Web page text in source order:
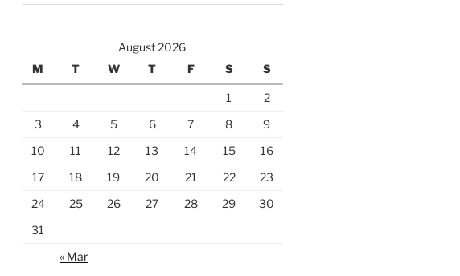
August 2026
M
T W T F S S
1
2
3
4 5 6 7 8
9
10
11 12 13 14 15
16
17
18 19 20 21 22
23
24
25 26 27 28 29
30
31
« Mar